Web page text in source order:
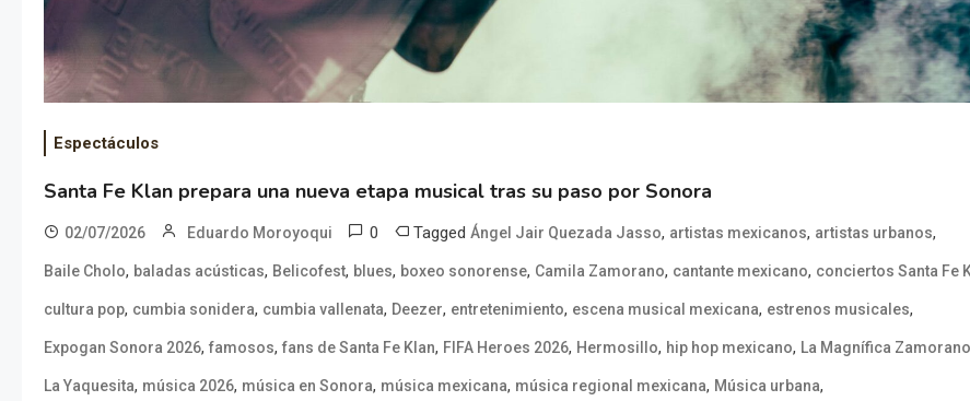
Espectáculos
Santa Fe Klan prepara una nueva etapa musical tras su paso por Sonora
02/07/2026 Eduardo Moroyoqui 0 Tagged Ángel Jair Quezada Jasso, artistas mexicanos, artistas urbanos,
Baile Cholo, baladas acústicas, Belicofest, blues, boxeo sonorense, Camila Zamorano, cantante mexicano, conciertos Santa Fe
cultura pop, cumbia sonidera, cumbia vallenata, Deezer, entretenimiento, escena musical mexicana, estrenos musicales,
Expogan Sonora 2026, famosos, fans de Santa Fe Klan, FIFA Heroes 2026, Hermosillo, hip hop mexicano, La Magnífica Zamorano
La Yaquesita, música 2026, música en Sonora, música mexicana, música regional mexicana, Música urbana,